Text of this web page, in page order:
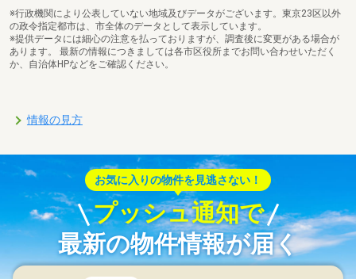
※行政機関により公表していない地域及びデータがございます。東京23区以外
の政令指定都市は、市全体のデータとして表示しています。
※提供データには細心の注意を払っておりますが、調査後に変更がある場合が
あります。 最新の情報につきましては各市区役所までお問い合わせいただく
か、自治体HPなどをご確認ください。
情報の見方
お気に入りの物件を見逃さない！
プッシュ通知で
最新の物件情報が届く